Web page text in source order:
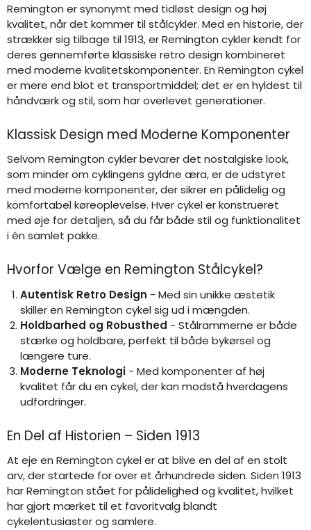
Remington er synonymt med tidløst design og høj
kvalitet, når det kommer til stålcykler. Med en historie, der
strækker sig tilbage til 1913, er Remington cykler kendt for
deres gennemførte klassiske retro design kombineret
med moderne kvalitetskomponenter. En Remington cykel
er mere end blot et transportmiddel; det er en hyldest til
håndværk og stil, som har overlevet generationer.
Klassisk Design med Moderne Komponenter
Selvom Remington cykler bevarer det nostalgiske look,
som minder om cyklingens gyldne æra, er de udstyret
med moderne komponenter, der sikrer en pålidelig og
komfortabel køreoplevelse. Hver cykel er konstrueret
med øje for detaljen, så du får både stil og funktionalitet
i én samlet pakke.
Hvorfor Vælge en Remington Stålcykel?
Autentisk Retro Design - Med sin unikke æstetik
skiller en Remington cykel sig ud i mængden.
Holdbarhed og Robusthed - Stålrammerne er både
stærke og holdbare, perfekt til både bykørsel og
længere ture.
Moderne Teknologi- Med komponenter af høj
kvalitet får du en cykel, der kan modstå hverdagens
udfordringer.
En Del af Historien – Siden 1913
At eje en Remington cykel er at blive en del af en stolt
arv, der startede for over et århundrede siden. Siden 1913
har Remington stået for pålidelighed og kvalitet, hvilket
har gjort mærket til et favoritvalg blandt
cykelentusiaster og samlere.